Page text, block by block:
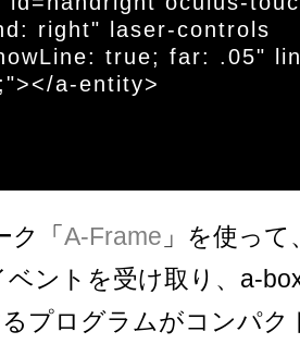
right" laser-controls
true; far: .05"
a-entity>
ク「A-Frame 」を使っ
ベントを受け取り、a-
プログラムがコンパク